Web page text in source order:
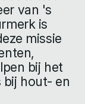
van 's
is
missie
bij het
bij hout- en